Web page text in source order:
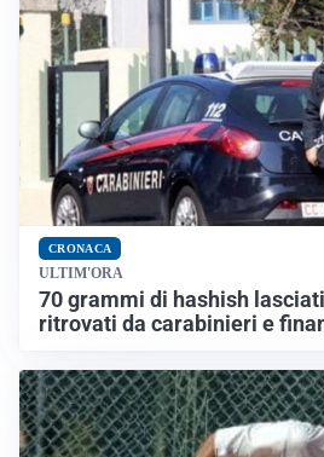
CRONACA
ULTIM'ORA
70 grammi di hashish lasciati
ritrovati da carabinieri e